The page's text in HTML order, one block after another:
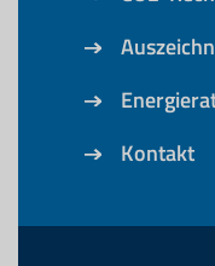
Kontakt